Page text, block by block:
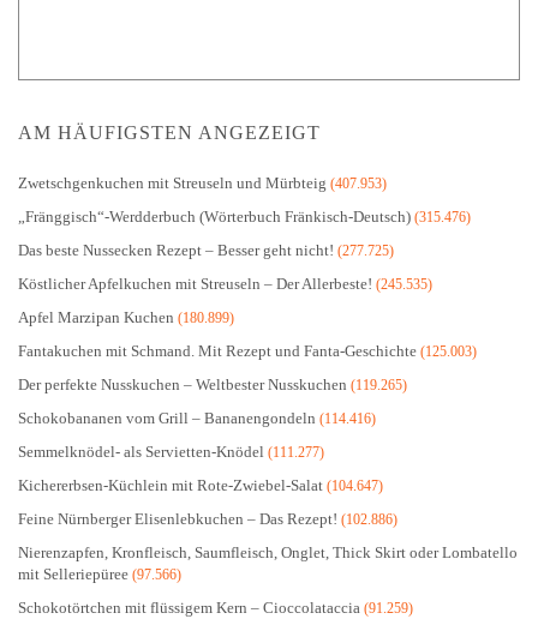
AM HÄUFIGSTEN ANGEZEIGT
Zwetschgenkuchen mit Streuseln und Mürbteig (407.953)
„Fränggisch“-Werdderbuch (Wörterbuch Fränkisch-Deutsch) (315.476)
Das beste Nussecken Rezept – Besser geht nicht! (277.725)
Köstlicher Apfelkuchen mit Streuseln – Der Allerbeste! (245.535)
Apfel Marzipan Kuchen (180.899)
Fantakuchen mit Schmand. Mit Rezept und Fanta-Geschichte (125.003)
Der perfekte Nusskuchen – Weltbester Nusskuchen (119.265)
Schokobananen vom Grill – Bananengondeln (114.416)
Semmelknödel- als Servietten-Knödel (111.277)
Kichererbsen-Küchlein mit Rote-Zwiebel-Salat (104.647)
Feine Nürnberger Elisenlebkuchen – Das Rezept! (102.886)
Nierenzapfen, Kronfleisch, Saumfleisch, Onglet, Thick Skirt oder Lombatello
mit Selleriepüree (97.566)
Schokotörtchen mit flüssigem Kern – Cioccolataccia (91.259)